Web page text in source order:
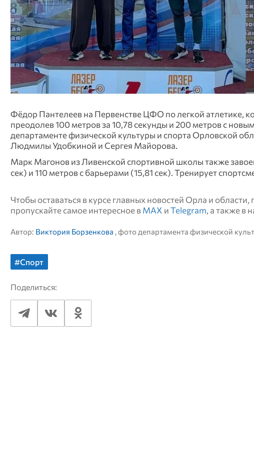
Фёдор Пантелеев на Первенстве ЦФО по легкой атлетике,
преодолев 100 метров за 10,78 секунды и 200 метров с
департаменте физической культуры и спорта Орловской
Людмилы Удобкиной и Сергея Майорова.
Марк Магонов из Ливенской спортивной школы также
сек) и 110 метров с барьерами (15,81 сек). Тренирует
Чтобы оставаться в курсе главных новостей Орла и
пропускайте самое интересное в MAX и Telegram, а также в
Автор: Виктория Борзенкова , фото департамента физической
#Спорт
Поделиться: